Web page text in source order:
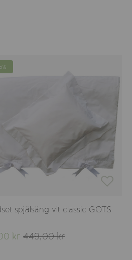
spjälsäng vit classic GOTS
kr 449,00 kr